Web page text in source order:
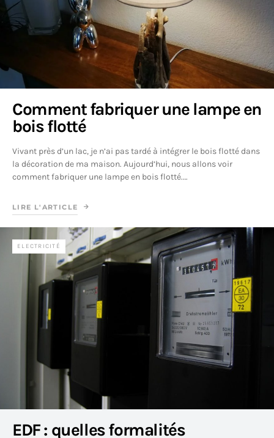
Comment fabriquer une lampe en
bois flotté
Vivant près d’un lac, je n’ai pas tardé à intégrer le bois flotté dans
la décoration de ma maison. Aujourd’hui, nous allons voir
comment fabriquer une lampe en bois flotté.…
LIRE L'ARTICLE
ELECTRICITÉ
EDF : quelles formalités